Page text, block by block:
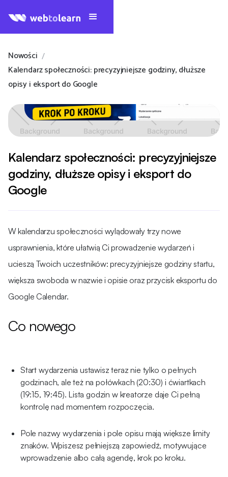
Nowości /
Kalendarz społeczności: precyzyjniejsze godziny, dłuższe
opisy i eksport do Google
Kalendarz społeczności: precyzyjniejsze
godziny, dłuższe opisy i eksport do
Google
W kalendarzu społeczności wylądowały trzy nowe
usprawnienia, które ułatwią Ci prowadzenie wydarzeń i
ucieszą Twoich uczestników: precyzyjniejsze godziny startu,
większa swoboda w nazwie i opisie oraz przycisk eksportu do
Google Calendar.
Co nowego
Start wydarzenia ustawisz teraz nie tylko o pełnych
godzinach, ale też na połówkach (20:30) i ćwiartkach
(19:15, 19:45). Lista godzin w kreatorze daje Ci pełną
kontrolę nad momentem rozpoczęcia.
Pole nazwy wydarzenia i pole opisu mają większe limity
znaków. Wpiszesz pełniejszą zapowiedź, motywujące
wprowadzenie albo całą agendę, krok po kroku.